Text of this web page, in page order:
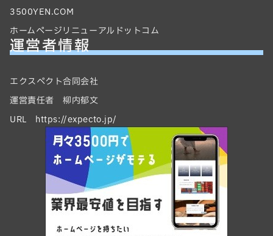
3500YEN.COM
ホームページリニューアルドットコム
運営者情報
エクスペクト合同会社
運営責任者 柳内郁文
URL https://expecto.jp/